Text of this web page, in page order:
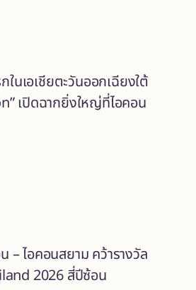
นเอเชียตะวันออกเฉียงใต้
เปิดฉากยิ่งใหญ่ที่ไอคอน
ไอคอนสยาม คว้ารางวัล
2026 สี่ปีซ้อน